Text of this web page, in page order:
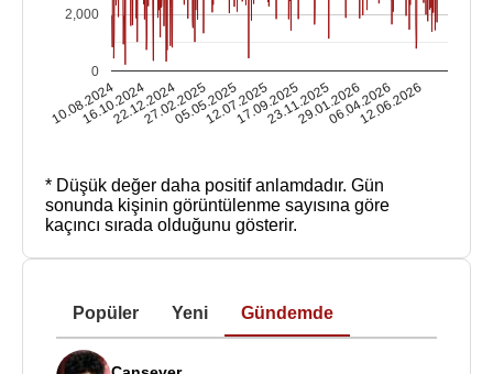
10.08.2024
16.10.2024
22.12.2024
27.02.2025
05.05.2025
12.07.2025
17.09.2025
23.11.2025
29.01.2026
06.04.2026
12.06.2026
0
2,000
* Düşük değer daha positif anlamdadır. Gün
sonunda kişinin görüntülenme sayısına göre
kaçıncı sırada olduğunu gösterir.
Popüler Yeni Gündemde